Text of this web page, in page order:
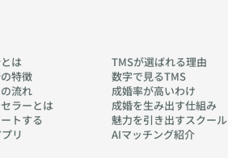
は
特徴
流れ
ラーとは
トする
リ
TMSが選ばれる理由
数字で見るTMS
成婚率が高いわけ
成婚を生み出す仕組み
魅力を引き出すスクール
AIマッチング紹介